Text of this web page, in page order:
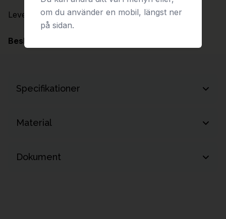
Leveranstid: 1-2 arbetsveckor
Beskrivning
Specifikationer
Material
Dokument
om du använder en mobil, längst ner
på sidan.